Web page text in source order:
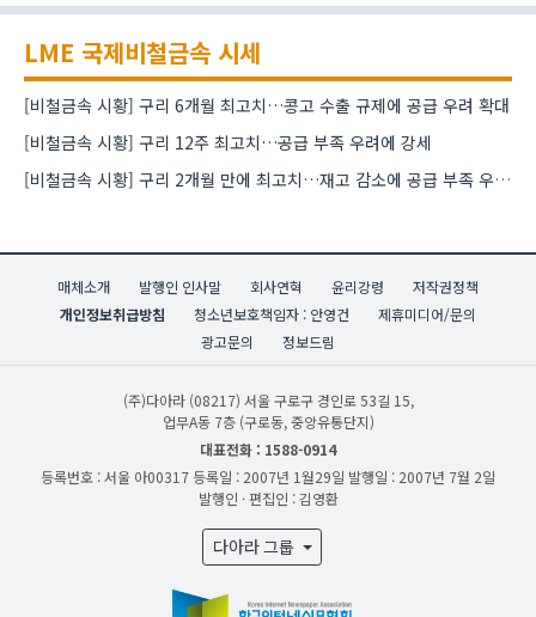
LME 국제비철금속 시세
[비철금속 시황] 구리 6개월 최고치…콩고 수출 규제에 공급 우려 확대
[비철금속 시황] 구리 12주 최고치…공급 부족 우려에 강세
[비철금속 시황] 구리 2개월 만에 최고치…재고 감소에 공급 부족 우려 확대
매체소개 발행인 인사말 회사연혁 윤리강령
저작권정책
개인정보취급방침
청소년보호책임자 : 안영건
제휴미디어/문의
광고문의
정보드림
(주)다아라 (08217) 서울 구로구 경인로 53길 15,
업무A동 7층 (구로동, 중앙유통단지)
대표전화 : 1588-0914
등록번호 : 서울 아00317 등록일 : 2007년 1월29일 발행일 : 2007년 7월 2일
발행인 · 편집인 : 김영환
다아라 그룹